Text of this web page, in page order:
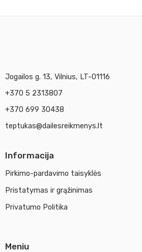
Jogailos g. 13, Vilnius, LT-01116
+370 5 2313807
+370 699 30438
teptukas@dailesreikmenys.lt
Informacija
Pirkimo-pardavimo taisyklės
Pristatymas ir grąžinimas
Privatumo Politika
Meniu